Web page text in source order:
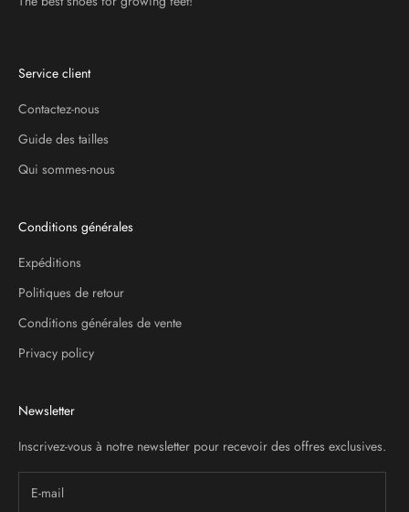
Service client
Contactez-nous
Guide des tailles
Qui sommes-nous
Conditions générales
Expéditions
Politiques de retour
Conditions générales de vente
Privacy policy
Newsletter
Inscrivez-vous à notre newsletter pour recevoir des offres exclusives.